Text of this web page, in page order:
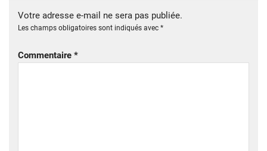
Votre adresse e-mail ne sera pas publiée.
Les champs obligatoires sont indiqués avec *
Commentaire *